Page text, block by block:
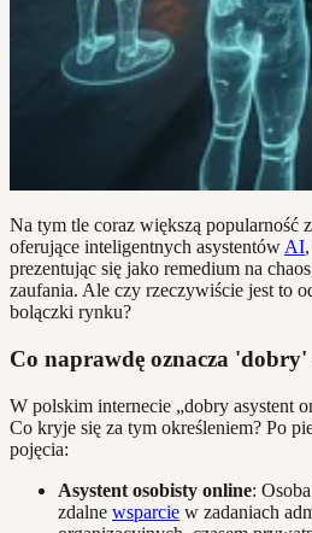
Na tym tle coraz większą popularność
oferujące inteligentnych asystentów AI
prezentując się jako remedium na
zaufania. Ale czy rzeczywiście jest to
bolączki rynku?
Co naprawdę oznacza 'dobry'
W polskim internecie „dobry asystent
Co kryje się za tym określeniem? Po
pojęcia:
Asystent osobisty online:
zdalne wsparcie w zadaniach